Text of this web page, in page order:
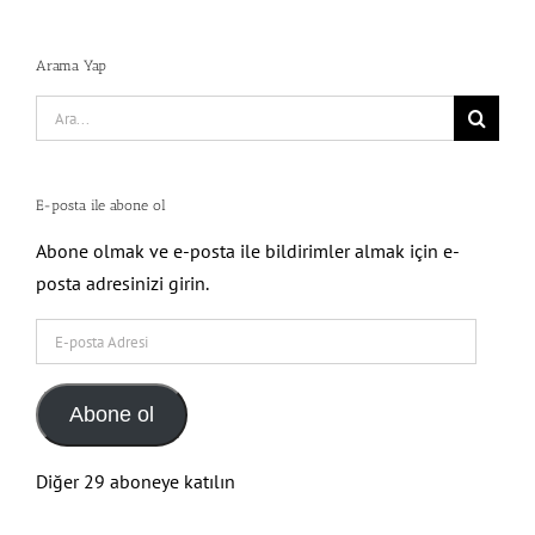
Arama Yap
Search
for:
E-posta ile abone ol
Abone olmak ve e-posta ile bildirimler almak için e-
posta adresinizi girin.
posta
Adresi
Abone ol
Diğer 29 aboneye katılın